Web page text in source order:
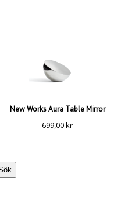
New Works Aura Table Mirror
699,00kr